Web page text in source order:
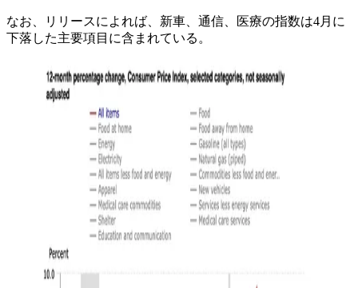
なお、リリースによれば、新車、通信、医療の指数は4月に
下落した主要項目に含まれている。